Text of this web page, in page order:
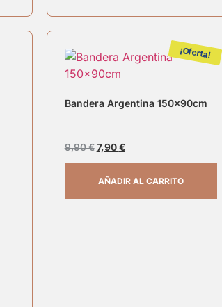
¡Oferta!
Bandera Argentina 150x90cm
9,90€ 7,90€
AÑADIR AL CARRITO